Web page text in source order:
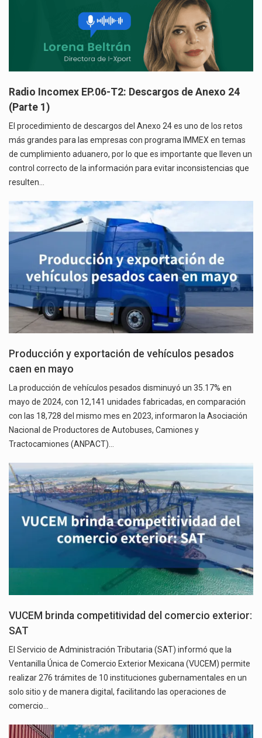
Radio Incomex EP.06-T2: Descargos de Anexo 24
(Parte 1)
El procedimiento de descargos del Anexo 24 es uno de los retos
más grandes para las empresas con programa IMMEX en temas
de cumplimiento aduanero, por lo que es importante que lleven un
control correcto de la información para evitar inconsistencias que
resulten…
Producción y exportación de vehículos pesados
caen en mayo
La producción de vehículos pesados disminuyó un 35.17% en
mayo de 2024, con 12,141 unidades fabricadas, en comparación
con las 18,728 del mismo mes en 2023, informaron la Asociación
Nacional de Productores de Autobuses, Camiones y
Tractocamiones (ANPACT)…
VUCEM brinda competitividad del comercio exterior:
SAT
El Servicio de Administración Tributaria (SAT) informó que la
Ventanilla Única de Comercio Exterior Mexicana (VUCEM) permite
realizar 276 trámites de 10 instituciones gubernamentales en un
solo sitio y de manera digital, facilitando las operaciones de
comercio…